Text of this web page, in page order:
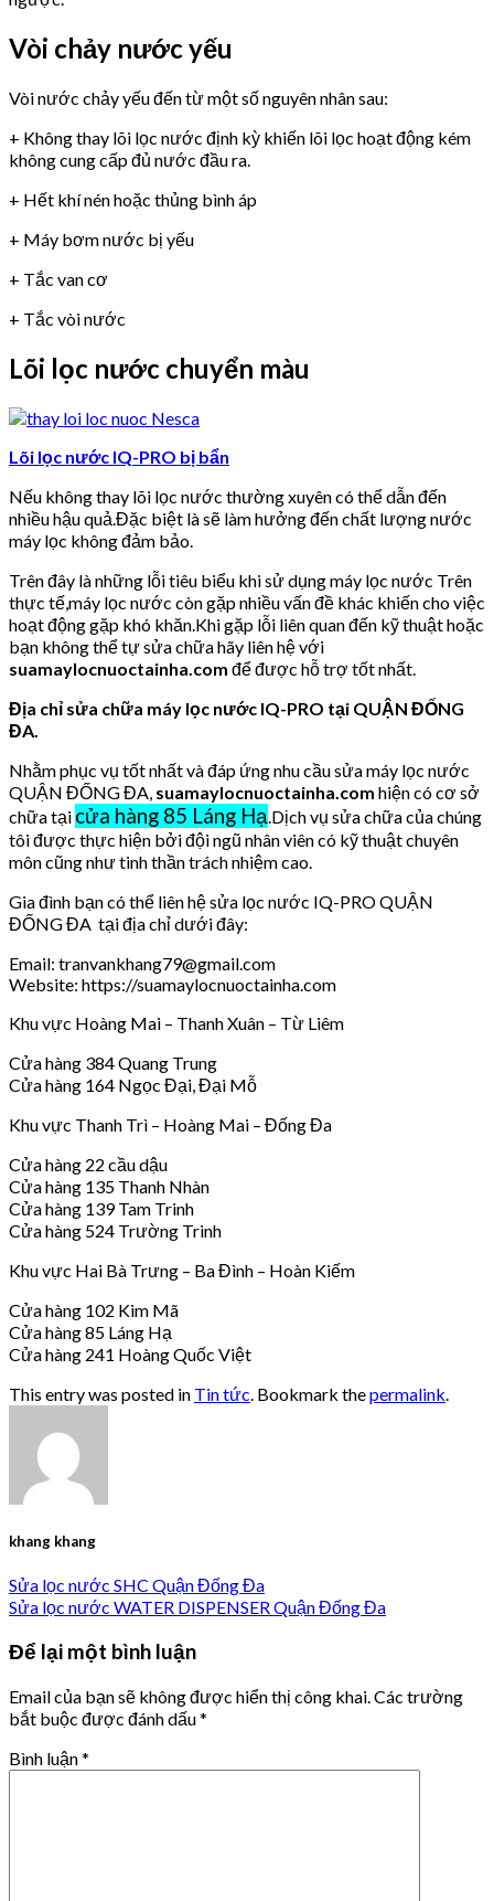
Vòi chảy nước yếu
Vòi nước chảy yếu đến từ một số nguyên nhân sau:
+ Không thay lõi lọc nước định kỳ khiến lõi lọc hoạt động kém
không cung cấp đủ nước đầu ra.
+ Hết khí nén hoặc thủng bình áp
+ Máy bơm nước bị yếu
+ Tắc van cơ
+ Tắc vòi nước
Lõi lọc nước chuyển màu
Lõi lọc nước IQ-PRO bị bẩn
Nếu không thay lõi lọc nước thường xuyên có thể dẫn đến
nhiều hậu quả.Đặc biệt là sẽ làm hưởng đến chất lượng nước
máy lọc không đảm bảo.
Trên đây là những lỗi tiêu biểu khi sử dụng máy lọc nước Trên
thực tế,máy lọc nước còn gặp nhiều vấn đề khác khiến cho việc
hoạt động gặp khó khăn.Khi gặp lỗi liên quan đến kỹ thuật hoặc
bạn không thể tự sửa chữa hãy liên hệ với
suamaylocnuoctainha.com để được hỗ trợ tốt nhất.
Địa chỉ sửa chữa máy lọc nước IQ-PRO tại QUẬN ĐỐNG
ĐA.
Nhằm phục vụ tốt nhất và đáp ứng nhu cầu sửa máy lọc nước
QUẬN ĐỐNG ĐA, suamaylocnuoctainha.com hiện có cơ sở
chữa tại cửa hàng 85 Láng Hạ.Dịch vụ sửa chữa của chúng
tôi được thực hiện bởi đội ngũ nhân viên có kỹ thuật chuyên
môn cũng như tinh thần trách nhiệm cao.
Gia đình bạn có thể liên hệ sửa lọc nước IQ-PRO QUẬN
ĐỐNG ĐA tại địa chỉ dưới đây:
Email: tranvankhang79@gmail.com
Website: https://suamaylocnuoctainha.com
Khu vực Hoàng Mai – Thanh Xuân – Từ Liêm
Cửa hàng 384 Quang Trung
Cửa hàng 164 Ngọc Đại, Đại Mỗ
Khu vực Thanh Trì – Hoàng Mai – Đống Đa
Cửa hàng 22 cầu dậu
Cửa hàng 135 Thanh Nhàn
Cửa hàng 139 Tam Trinh
Cửa hàng 524 Trường Trinh
Khu vực Hai Bà Trưng – Ba Đình – Hoàn Kiếm
Cửa hàng 102 Kim Mã
Cửa hàng 85 Láng Hạ
Cửa hàng 241 Hoàng Quốc Việt
This entry was posted in Tin tức. Bookmark thepermalink.
khang khang
Sửa lọc nước SHC Quận Đống Đa
Sửa lọc nước WATER DISPENSER Quận Đống Đa
Để lại một bình luận
Email của bạn sẽ không được hiển thị công khai. Các trường
bắt buộc được đánh dấu*
Bình luận*